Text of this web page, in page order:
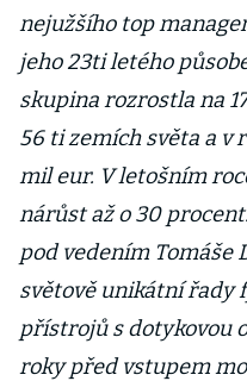
nejužšího top
jeho 23ti letého
skupina rozrostla na
56 ti zemích světa a v
mil eur. V letošním
nárůst až o 30
pod vedením Tomáše
světově unikátní řady
přístrojů s dotykovou
roky před vstupem